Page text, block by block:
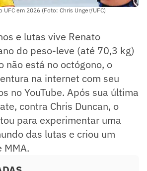
UFC em 2026 (Foto: Chris Unger/UFC)
e lutas vive Renato
do peso-leve (até 70,3 kg)
não está no octógono, o
na internet com seu
no YouTube. Após sua última
contra Chris Duncan, o
para experimentar uma
das lutas e criou um
MMA.